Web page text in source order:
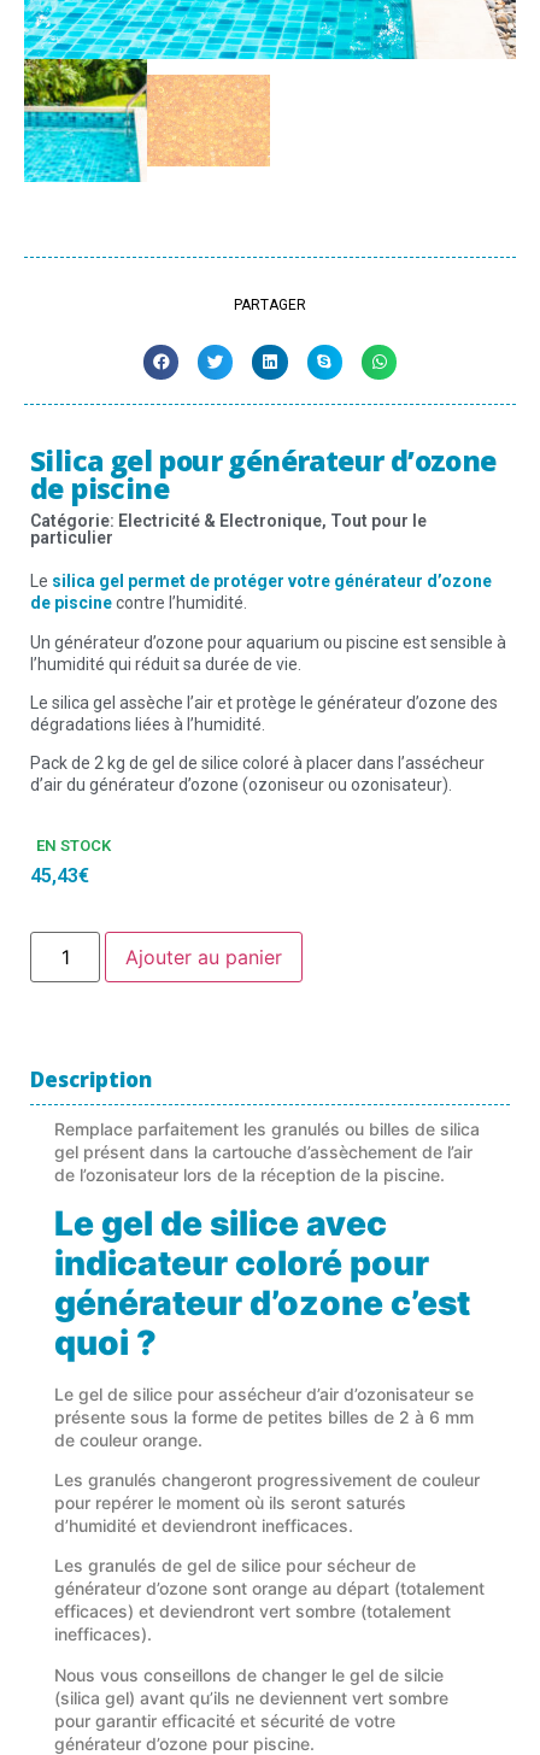
PARTAGER
Silica gel pour générateur d’ozone
de piscine
Catégorie: Electricité & Electronique, Tout pour le
particulier
Le silica gel permet de protéger votre générateur d’ozone
de piscinecontre l’humidité.
Un générateur d’ozone pour aquarium ou piscine est sensible à
l’humidité qui réduit sa durée de vie.
Le silica gel assèche l’air et protège le générateur d’ozone des
dégradations liées à l’humidité.
Pack de 2 kg de gel de silice coloré à placer dans l’assécheur
d’air du générateur d’ozone (ozoniseur ou ozonisateur).
EN STOCK
45,43€
Ajouter au panier
Description
Remplace parfaitement les granulés ou billes de silica
gel présent dans la cartouche d’assèchement de l’air
de l’ozonisateur lors de la réception de la piscine.
Le gel de silice avec
indicateur coloré pour
générateur d’ozonec’est
quoi ?
Le gel de silice pour assécheur d’air d’ozonisateur se
présente sous la forme de petites billes de 2 à 6 mm
de couleur orange.
Les granulés changeront progressivement de couleur
pour repérer le moment où ils seront saturés
d’humidité et deviendront inefficaces.
Les granulés de gel de silice pour sécheur de
générateur d’ozone sont orange au départ (totalement
efficaces) et deviendront vert sombre (totalement
inefficaces).
Nous vous conseillons de changer le gel de silcie
(silica gel) avant qu’ils ne deviennent vert sombre
pour garantir efficacité et sécurité de votre
générateur d’ozone pour piscine.